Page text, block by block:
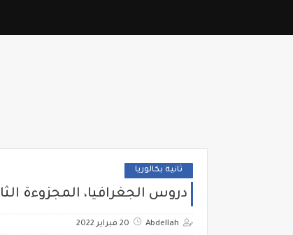
ثانية بكالوريا
دروس الجغرافيا، المجزوءة
Abdellah 20 فبراير 2022